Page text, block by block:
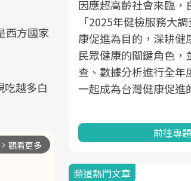
西方國家
越多白
arrow_forward_ios 觀看更多
」與「長
已成全民
自身健康
。
導實際的
因應超高齡社會來臨，
「2025年健檢服務大
康促進為目的，深耕健
民眾健康的關鍵角色，
查、數據分析進行全年
一起成為台灣健康促進
前往專題
頻道熱門文章